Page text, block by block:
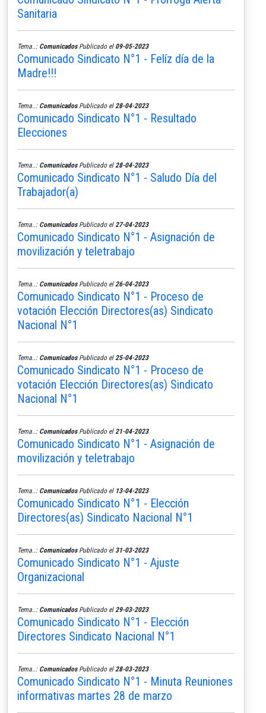
Sanitaria
Tema..: ComunicadosPublicado el 09-05-2023
Comunicado Sindicato N°1 - Felíz día de la
Madre!!!
Tema..: ComunicadosPublicado el 28-04-2023
Comunicado Sindicato N°1 - Resultado
Elecciones
Tema..: ComunicadosPublicado el 28-04-2023
Comunicado Sindicato N°1 - Saludo Día del
Trabajador(a)
Tema..: ComunicadosPublicado el 27-04-2023
Comunicado Sindicato N°1 - Asignación de
movilización y teletrabajo
Tema..: ComunicadosPublicado el 26-04-2023
Comunicado Sindicato N°1 - Proceso de
votación Elección Directores(as) Sindicato
Nacional N°1
Tema..: ComunicadosPublicado el 25-04-2023
Comunicado Sindicato N°1 - Proceso de
votación Elección Directores(as) Sindicato
Nacional N°1
Tema..: ComunicadosPublicado el 21-04-2023
Comunicado Sindicato N°1 - Asignación de
movilización y teletrabajo
Tema..: ComunicadosPublicado el 13-04-2023
Comunicado Sindicato N°1 - Elección
Directores(as) Sindicato Nacional N°1
Tema..: ComunicadosPublicado el 31-03-2023
Comunicado Sindicato N°1 - Ajuste
Organizacional
Tema..: ComunicadosPublicado el 29-03-2023
Comunicado Sindicato N°1 - Elección
Directores Sindicato Nacional N°1
Tema..: ComunicadosPublicado el 28-03-2023
Comunicado Sindicato N°1 - Minuta Reuniones
informativas martes 28 de marzo